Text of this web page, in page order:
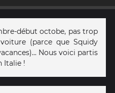
début octobe, pas trop
(parce que Squidy
Nous voici partis
Italie !